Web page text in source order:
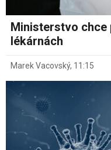
Ministerstvo
lékárnách
Marek Vacovský, 11:15